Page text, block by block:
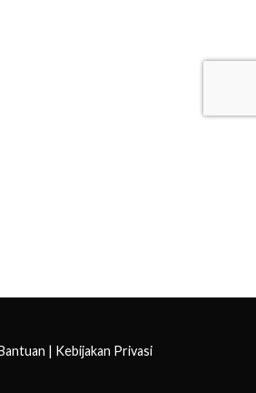
| Kebijakan Privasi